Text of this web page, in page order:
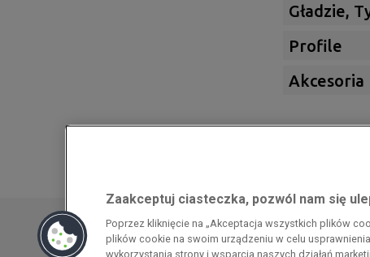
Gładzie,
Profile
Akcesoria
energochłonnego związana z cenami
pomoc w ramach programu rządowego
Zaakceptuj ciasteczka, pozwól nam się
Poprzez kliknięcie na „Akceptacja wszystkich plików
plików cookie na swoim urządzeniu w celu
wykorzystania strony i wsparcia naszych działań